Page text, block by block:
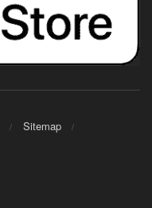
Sitemap